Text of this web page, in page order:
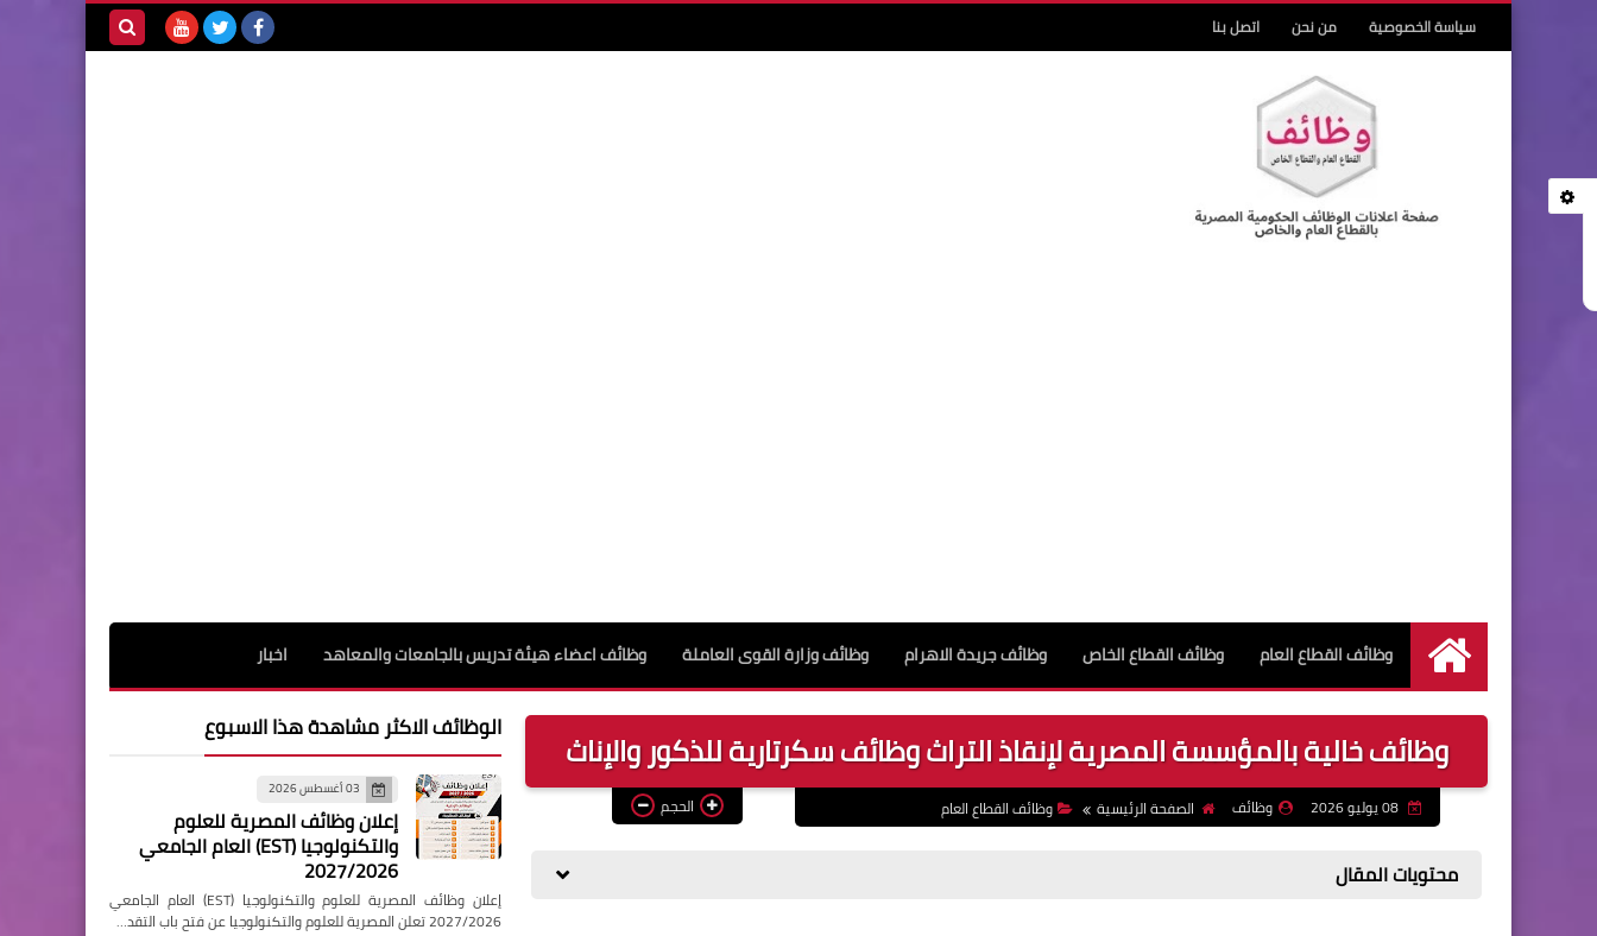
سياسة الخصوصية من نحن اتصل بنا
الرئيسية
وظائف القطاع العام وظائف القطاع الخاص وظائف جريدة الاهرام وظائف وزارة القوى العاملة وظائف اعضاء هيئة تدريس بالجامعات والمعاهد اخبار
وظائف خالية بالمؤسسة المصرية لإنقاذ التراث وظائف سكرتارية للذكور والإناث
08 يوليو 2026 وظائف الصفحة الرئيسية وظائف القطاع العام الحجم
محتويات المقال
الوظائف الاكثر مشاهدة هذا الاسبوع
03 أغسطس 2026
إعلان وظائف المصرية للعلوم
والتكنولوجيا (EST) العام الجامعي
2027/2026
إعلان وظائف المصرية للعلوم والتكنولوجيا (EST) العام الجامعي
2027/2026 تعلن المصرية للعلوم والتكنولوجيا عن فتح باب التقد…